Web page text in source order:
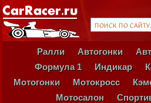
Ралли Автогонки
Формула 1
Индикар
Мотогонки
Мотокросс
Мотосалон